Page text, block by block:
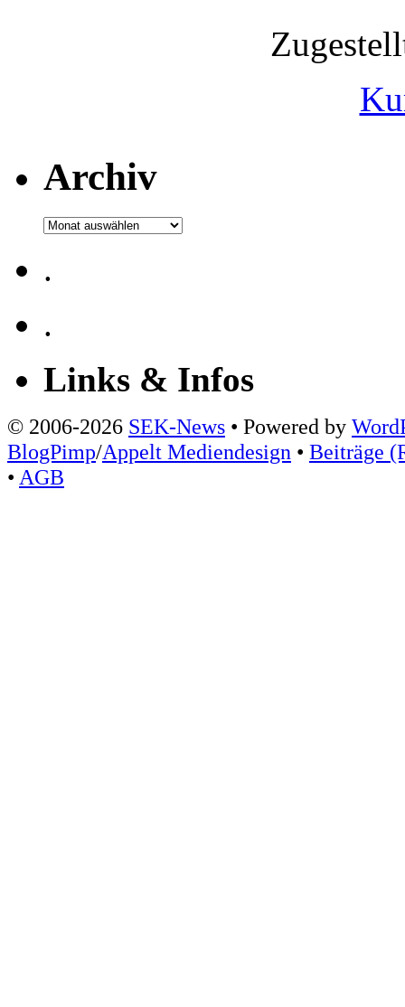
Archiv
Archiv
.
.
Links & Infos
© 2006-2026 SEK-News • Powered by
BlogPimp/Appelt Mediendesign • Beiträge
• AGB